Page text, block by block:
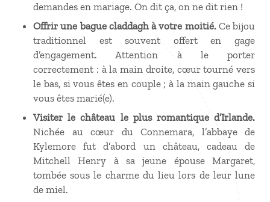
demandes en mariage. On dit ça, on ne dit rien !
Offrir une bague claddagh à votre moitié.Ce bijou
traditionnel est souvent offert en gage
d’engagement. Attention à le porter
correctement : à la main droite, cœur tourné vers
le bas, si vous êtes en couple ; à la main gauche si
vous êtes marié(e).
Visiter le château le plus romantique d’Irlande.
Nichée au cœur du Connemara, l’abbaye de
Kylemore fut d’abord un château, cadeau de
Mitchell Henry à sa jeune épouse Margaret,
tombée sous le charme du lieu lors de leur lune
de miel.